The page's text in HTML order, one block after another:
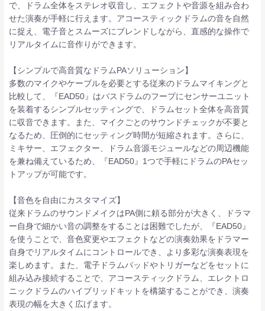
で、ドラム全体をステレオ収音し、エフェクトや音源を組み合わ
せた演奏が手軽に行えます。アコースティックドラムの音を自然
に捉え、電子音とスムーズにブレンドしながら、直感的な操作で
リアルタイムに音作りができます。
【シンプルで高音質なドラムPAソリューション】
多数のマイクやケーブルを必要とする従来のドラムマイキングと
比較して、『EAD50』はバスドラムのフープにセンサーユニット
を装着するシンプルセッティングで、ドラムセット全体を高音質
に収音できます。また、マイクごとのサウンドチェックが不要と
なるため、圧倒的にセッティング時間が短縮されます。さらに、
ミキサー、エフェクター、ドラム音源モジュールなどの周辺機能
を兼ね備えているため、『EAD50』1つで手軽にドラムのPAセッ
トアップが可能です。
【音色を自由にカスタマイズ】
従来ドラムのサウンドメイクはPA側に頼る部分が大きく、ドラマ
ー自身で細かい音の調整をすることは困難でしたが、『EAD50』
を使うことで、音色変更やエフェクトなどの演奏効果をドラマー
自身でリアルタイムにコントロールでき、より多彩な演奏表現を
楽しめます。また、電子ドラムパッドやトリガーなどをセットに
組み込み接続することで、アコースティックドラム、エレクトロ
ニックドラムのハイブリッドキットを構築することができ、演奏
表現の幅を大きく広げます。